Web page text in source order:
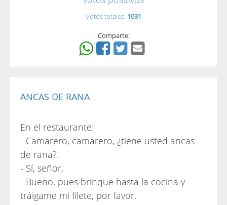
Votos totales: 1031
Comparte:
ANCAS DE RANA
En el restaurante:
- Camarero, camarero, ¿tiene usted ancas
de rana?.
- Sí, señor.
- Bueno, pues brinque hasta la cocina y
tráigame mi filete, por favor.